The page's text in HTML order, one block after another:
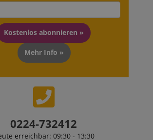
Kostenlos abonnieren »
Mehr Info »
0224-732412
erreichbar: 09:30 - 13:30